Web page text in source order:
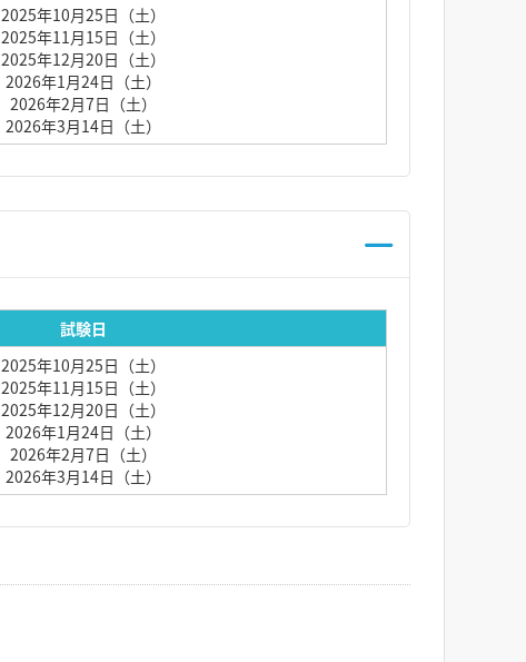
2025年10月25日（土）
2025年11月15日（土）
2025年12月20日（土）
2026年1月24日（土）
2026年2月7日（土）
2026年3月14日（土）
試験日
2025年10月25日（土）
2025年11月15日（土）
2025年12月20日（土）
2026年1月24日（土）
2026年2月7日（土）
2026年3月14日（土）